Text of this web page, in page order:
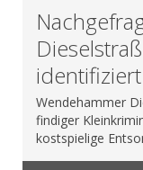
identifiziert
Wendehammer
findiger
kostspielige